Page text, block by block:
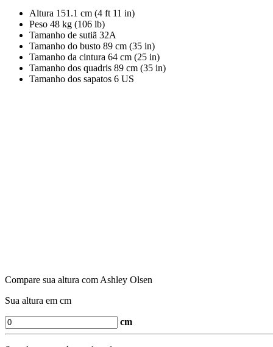
Altura 151.1 cm (4 ft 11 in)
Peso 48 kg (106 lb)
Tamanho de sutiã 32A
Tamanho do busto 89 cm (35 in)
Tamanho da cintura 64 cm (25 in)
Tamanho dos quadris 89 cm (35 in)
Tamanho dos sapatos 6 US
Compare sua altura com Ashley Olsen
Sua altura em cm
cm